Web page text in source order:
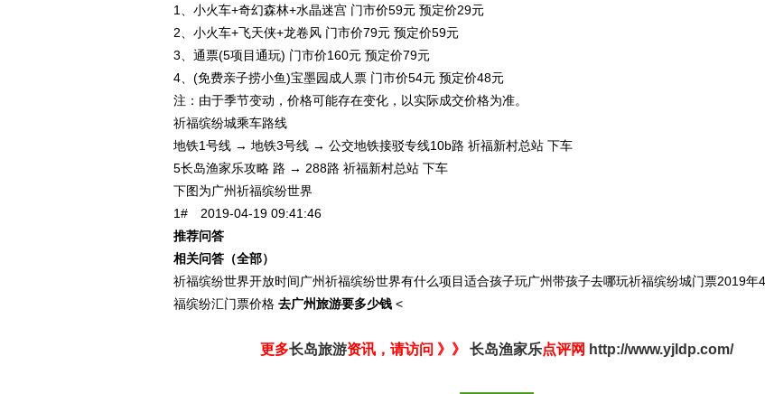
1、小火车+奇幻森林+水晶迷宫 门市价59元 预定价29元
2、小火车+飞天侠+龙卷风 门市价79元 预定价59元
3、通票(5项目通玩) 门市价160元 预定价79元
4、(免费亲子捞小鱼)宝墨园成人票 门市价54元 预定价48元
注：由于季节变动，价格可能存在变化，以实际成交价格为准。
祈福缤纷城乘车路线
地铁1号线 → 地铁3号线 → 公交地铁接驳专线10b路 祈福新村总站 下车
5长岛渔家乐攻略 路 → 288路 祈福新村总站 下车
下图为广州祈福缤纷世界
1# 2019-04-19 09:41:46
推荐问答
相关问答（全部）
祈福缤纷世界开放时间广州祈福缤纷世界有什么项目适合孩子玩广州带孩子去哪玩祈福缤纷城门票2019年
福缤纷汇门票价格 去广州旅游要多少钱 <
更多长岛旅游资讯，请访问 》》 长岛渔家乐点评网 http://www.yjldp.com/